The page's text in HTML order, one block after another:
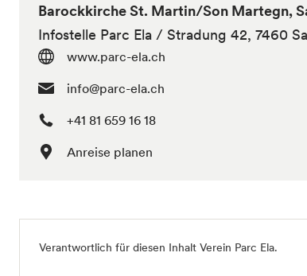
Barockkirche St. Martin/Son Martegn,
Infostelle Parc Ela / Stradung 42, 7460
www.parc-ela.ch
info@parc-ela.ch
+41 81 659 16 18
Anreise planen
Verantwortlich für diesen Inhalt Verein Parc Ela.